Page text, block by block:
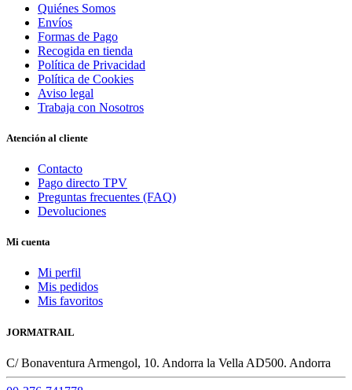
Quiénes Somos
Envíos
Formas de Pago
Recogida en tienda
Política de Privacidad
Política de Cookies
Aviso legal
Trabaja con Nosotros
Atención al cliente
Contacto
Pago directo TPV
Preguntas frecuentes (FAQ)
Devoluciones
Mi cuenta
Mi perfil
Mis pedidos
Mis favoritos
JORMATRAIL
C/ Bonaventura Armengol, 10. Andorra la Vella AD500. Andorra